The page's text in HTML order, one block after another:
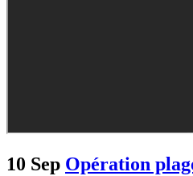
10 Sep Opération